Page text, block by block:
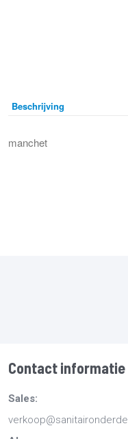
Beschrijving
manchet
Contact informatie
Sales: